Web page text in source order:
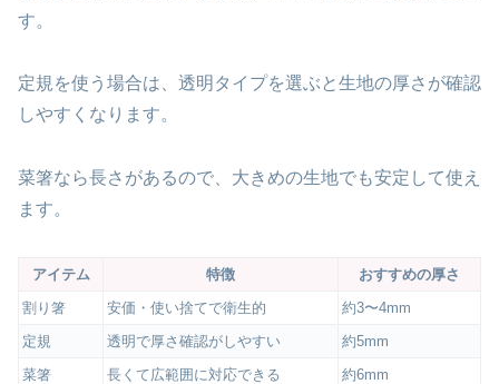
す。
定規を使う場合は、透明タイプを選ぶと生地の厚さが確認
しやすくなります。
菜箸なら長さがあるので、大きめの生地でも安定して使え
ます。
アイテム 特徴
おすすめの厚さ
割り箸
安価・使い捨てで衛生的
約3〜4mm
定規
透明で厚さ確認がしやすい
約5mm
菜箸
長くて広範囲に対応できる 約6mm